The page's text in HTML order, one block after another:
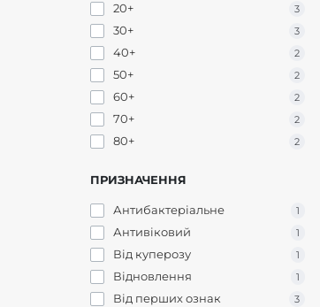
20+ 3
30+ 3
40+ 2
50+ 2
60+ 2
70+ 2
80+ 2
ПРИЗНАЧЕННЯ
Антибактеріальне 1
Антивіковий 1
Від куперозу 1
Відновлення 1
Від перших ознак
3